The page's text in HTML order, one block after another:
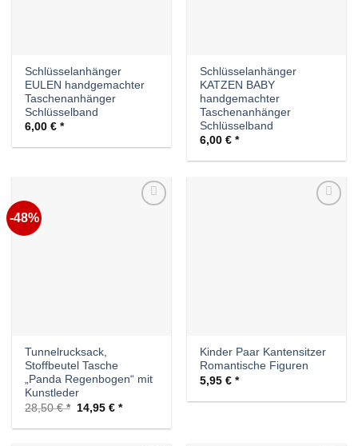
Schlüsselanhänger
EULEN handgemachter
Taschenanhänger
Schlüsselband
6,00€
Schlüsselanhänger
KATZEN BABY
handgemachter
Taschenanhänger
Schlüsselband
6,00€
-48%
Tunnelrucksack,
Stoffbeutel Tasche
„Panda Regenbogen“ mit
Kunstleder
28,50€
Ursprünglicher
Preis
war:
14,95€ Aktueller
ist:
Kinder Paar Kantensitzer
Romantische Figuren
5,95€